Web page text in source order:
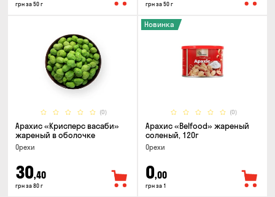
грн за 50 г грн за 50 г
(0)
Арахис «Крисперс васаби»
жареный в оболочке
Орехи
30,40
грн за 80 г
(0)
Новинка
Арахис «Belfood» жареный
соленый, 120г
Орехи
0,00
грн за 1